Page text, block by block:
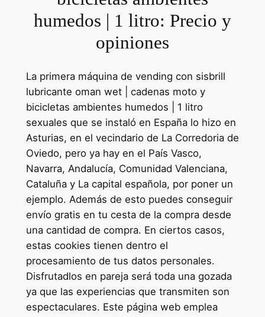
humedos | 1 litro: Precio y
opiniones
La primera máquina de vending con sisbrill
lubricante oman wet | cadenas moto y
bicicletas ambientes humedos | 1 litro
sexuales que se instaló en España lo hizo en
Asturias, en el vecindario de La Corredoria de
Oviedo, pero ya hay en el País Vasco,
Navarra, Andalucía, Comunidad Valenciana,
Cataluña y La capital española, por poner un
ejemplo. Además de esto puedes conseguir
envío gratis en tu cesta de la compra desde
una cantidad de compra. En ciertos casos,
estas cookies tienen dentro el
procesamiento de tus datos personales.
Disfrutadlos en pareja será toda una gozada
ya que las experiencias que transmiten son
espectaculares. Este página web emplea